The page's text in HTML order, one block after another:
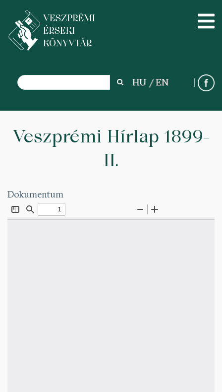
tartalomra
Search
Search HU EN
Veszprémi Hírlap 1899-
II.
Dokumentum